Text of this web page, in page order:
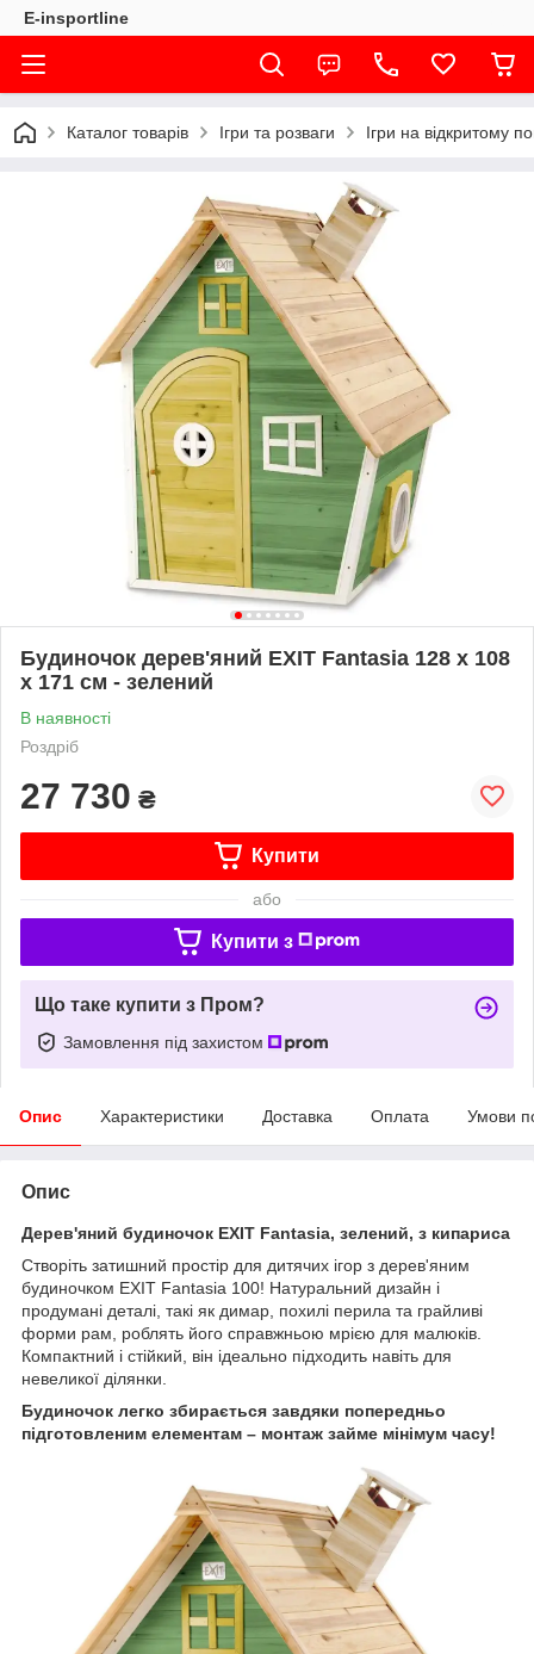
E-insportline
Каталог товарів Ігри та розваги Ігри на відкритому
Будиночок дерев'яний EXIT Fantasia 128 х 108
х 171 см - зелений
В наявності
Роздріб
27 730 ₴
Купити
або
Купити з
Що таке купити з Пром?
Замовлення під захистом
Опис Характеристики Доставка Оплата Умови
Опис
Дерев'яний будиночок EXIT Fantasia, зелений, з кипариса
Створіть затишний простір для дитячих ігор з дерев'яним
будиночком EXIT Fantasia 100! Натуральний дизайн і
продумані деталі, такі як димар, похилі перила та грайливі
форми рам, роблять його справжньою мрією для малюків.
Компактний і стійкий, він ідеально підходить навіть для
невеликої ділянки.
Будиночок легко збирається завдяки попередньо
підготовленим елементам – монтаж займе мінімум часу!